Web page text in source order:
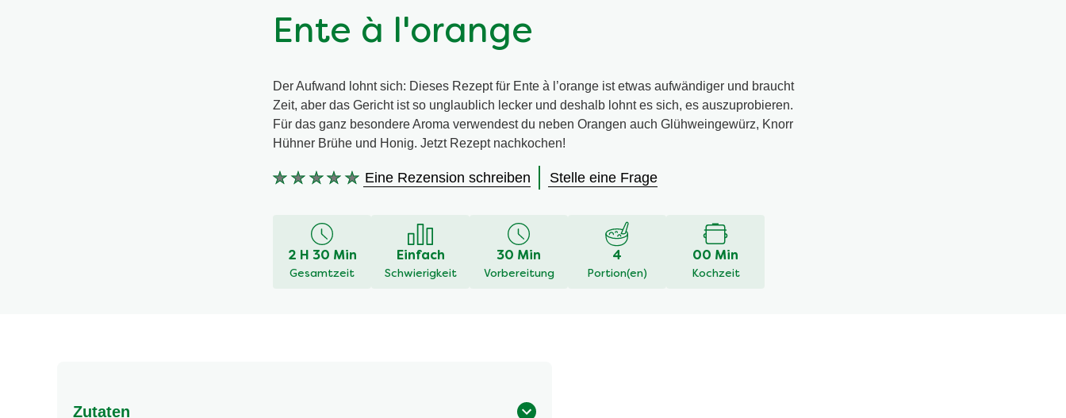
Ente à l'orange
Der Aufwand lohnt sich: Dieses Rezept für Ente à l’orange ist etwas aufwändiger und braucht
Zeit, aber das Gericht ist so unglaublich lecker und deshalb lohnt es sich, es auszuprobieren.
Für das ganz besondere Aroma verwendest du neben Orangen auch Glühweingewürz, Knorr
Hühner Brühe und Honig. Jetzt Rezept nachkochen!
Keine
dieses
recipe
Eine Rezension schreiben Stelle eine Frage
2 H 30 Min
Gesamtzeit
Einfach
Schwierigkeit
30 Min
Vorbereitung
4
Portion(en)
00 Min
Kochzeit
Zutaten